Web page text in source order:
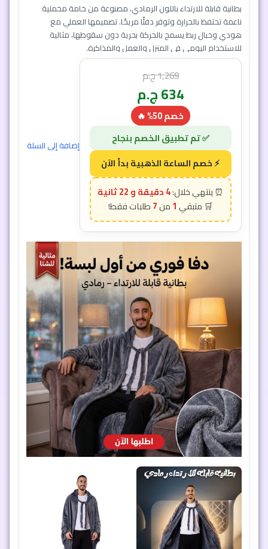
بطانية قابلة للارتداء باللون الرمادي، مصنوعة من خامة مخملية
ناعمة تحتفظ بالحرارة وتوفر دفئًا مريحًا. تصميمها العملي مع
هودي وحبال ربط يسمح بالحركة بحرية دون سقوطها، مثالية
للاستخدام اليومي في المنزل والعمل والمذاكرة.
1,269ج.م
634ج.م
خصم 50% 🔥
4 دقيقة و 19 ثانية
1
7
إضافة إلى السلة